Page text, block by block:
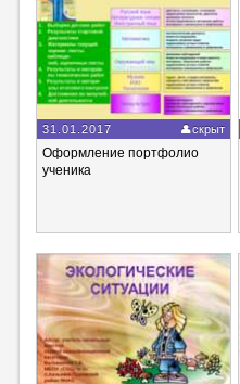
31.01.2017 скрыт
Оформление портфолио
ученика